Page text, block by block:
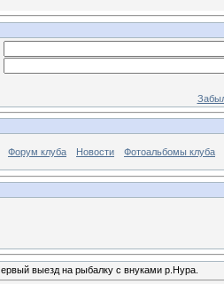
Форум клуба Новости Фотоальбомы клуба
выезд на рыбалку с внуками р.Нура.